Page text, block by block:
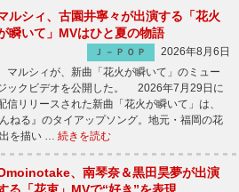
ルシィ、古園井寧々が出演する「花火
瞬いて」MVはひと夏の物語
Ｊ－ＰＯＰ
2026年8月6日
マルシィが、新曲「花火が瞬いて」のミュー
ックビデオを公開した。 2026年7月29日に
信リリースされた新曲「花火が瞬いて」は、
ねる』のタイアップソング。地元・福岡の花
を描い … 続きを読む
、南琴奈＆黒田昊夢が出演